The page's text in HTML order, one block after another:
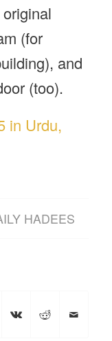
(for
and
(too).
in Urdu,
HADEES